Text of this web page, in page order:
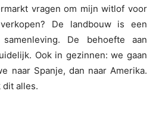
vragen om mijn witlof voor
De landbouw is een
De behoefte aan
Ook in gezinnen: we gaan
naar Spanje, dan naar Amerika.
dit alles.